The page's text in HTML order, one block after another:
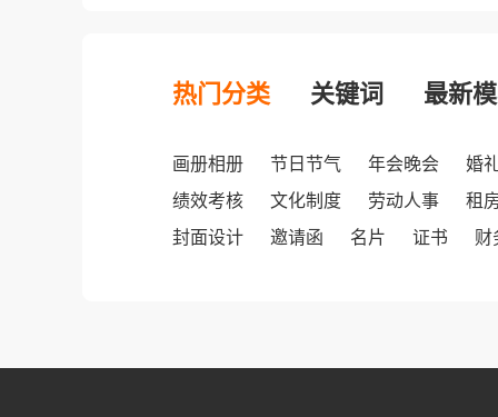
热门分类 关键词 最新
画册相册 节日节气 年会晚会
婚
绩效考核
文化制度 劳动人事
租
封面设计
邀请函 名片 证书 财